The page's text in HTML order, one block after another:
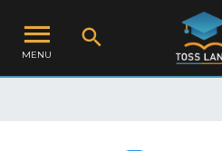
MENU